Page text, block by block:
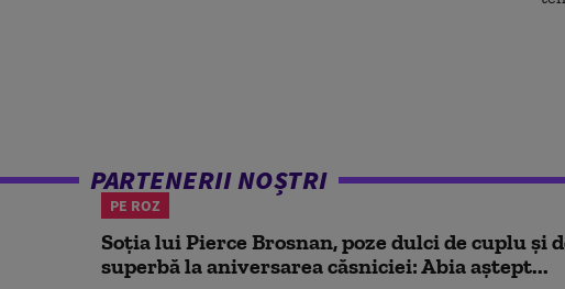
PARTENERII NOȘTRI
PE ROZ
Soția lui Pierce Brosnan, poze dulci de cuplu și
superbă la aniversarea căsniciei: Abia aștept...